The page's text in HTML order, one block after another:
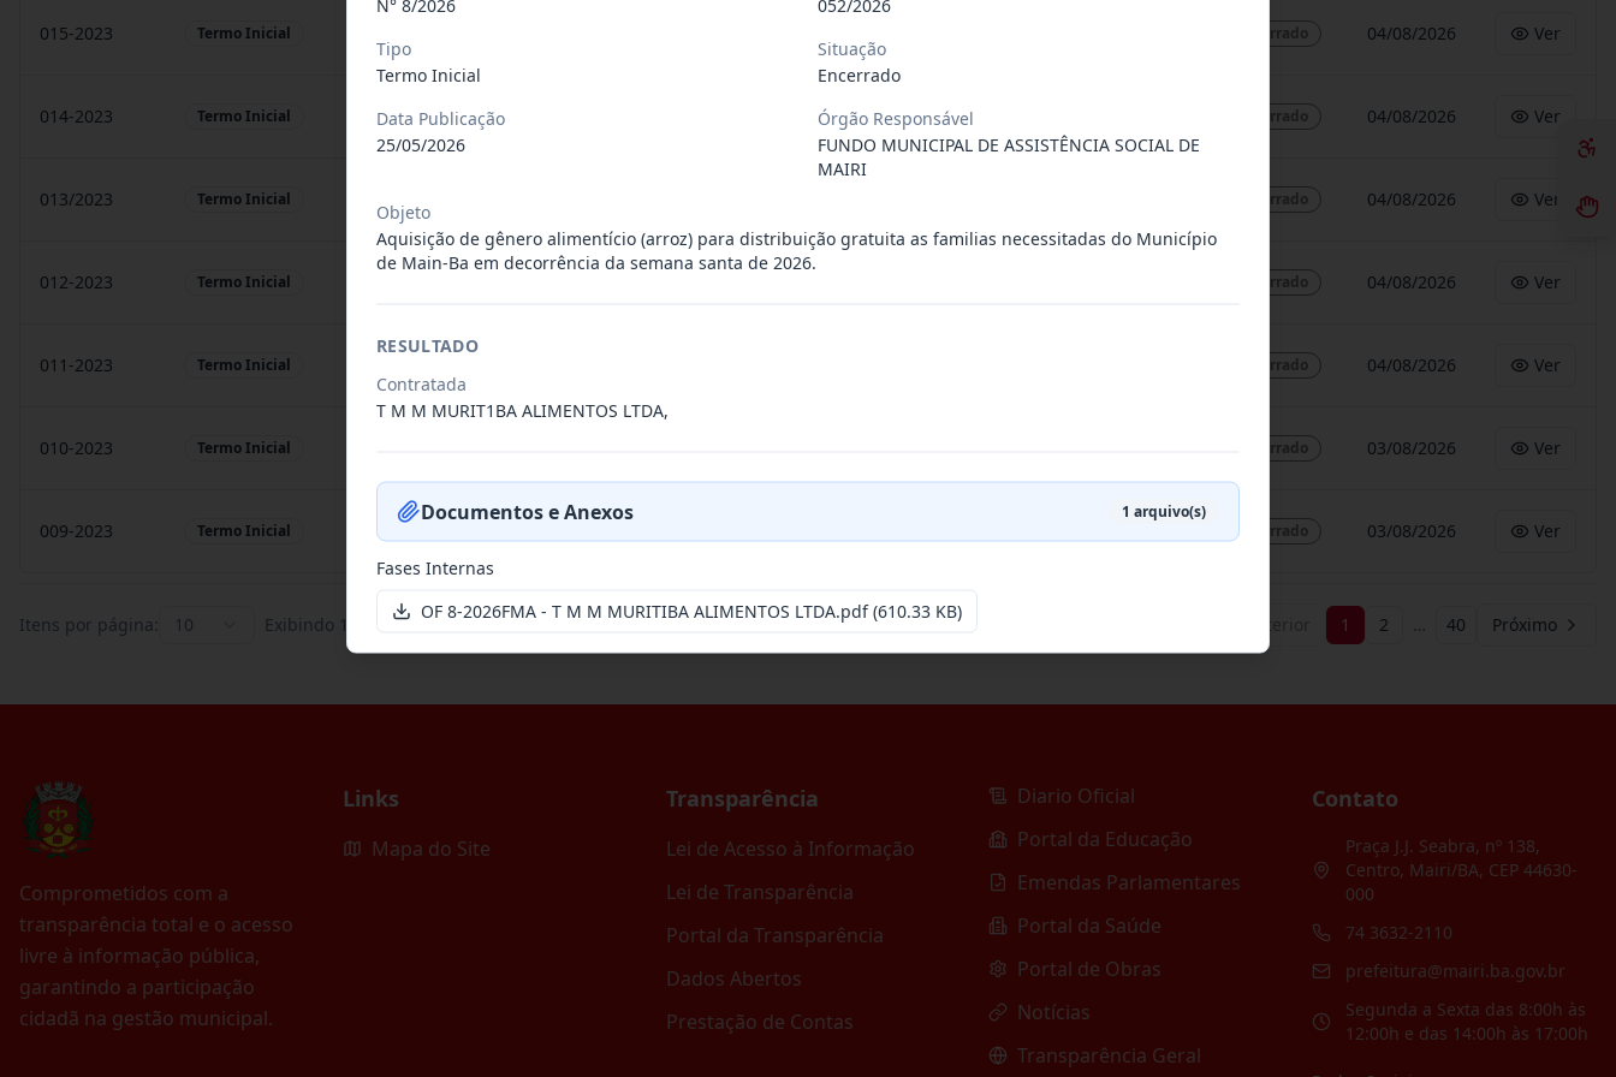
015-2023 Termo Inicial Encerrado 04/08/2026 Ver
014-2023 Termo Inicial Locação de sonorização de pequeno porte e artista musical de... Encerrado 04/08/2026 Ver
013/2023 Termo Inicial Encerrado 04/08/2026 Ver
012-2023 Termo Inicial Encerrado 04/08/2026 Ver
011-2023 Termo Inicial Encerrado 04/08/2026 Ver
010-2023 Termo Inicial Encerrado 03/08/2026 Ver
009-2023 Termo Inicial Contratação de pessoa jurídica para prestação de serviços de Encerrado 03/08/2026 Ver
Itens por página: 10 Exibindo 1 de395 registros 1 2 … 40 Próximo
Comprometidos com a
transparência total e o acesso
livre à informação pública,
garantindo a participação
cidadã na gestão municipal.
Links
Mapa do Site
Transparência
Lei de Acesso à Informação
Lei de Transparência
Portal da Transparência
Dados Abertos
Prestação de Contas
Diario Oficial
Portal da Educação
Emendas Parlamentares
Portal da Saúde
Portal de Obras
Notícias
Transparência Geral
Contato
Praça J.J. Seabra, nº 138,
Centro, Mairi/BA, CEP 44630-
000
74 3632-2110
prefeitura@mairi.ba.gov.br
Segunda a Sexta das 8:00h às
12:00h e das 14:00h às 17:00h
Tipo
Termo Inicial
Situação
Encerrado
Data Publicação
25/05/2026
Órgão Responsável
FUNDO MUNICIPAL DE ASSISTÊNCIA SOCIAL DE
MAIRI
Objeto
Aquisição de gênero alimentício (arroz) para distribuição gratuita as familias necessitadas do Município
de Main-Ba em decorrência da semana santa de 2026.
RESULTADO
Contratada
T M M MURIT1BA ALIMENTOS LTDA,
Documentos e Anexos 1 arquivo(s)
Fases Internas
OF 8-2026FMA - T M M MURITIBA ALIMENTOS LTDA.pdf(610.33 KB)